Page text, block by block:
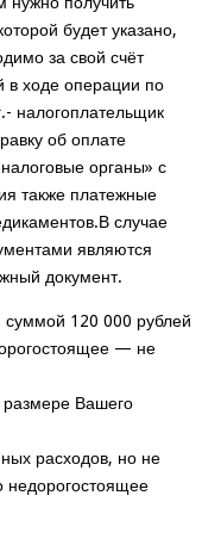
будет указано,
за свой счёт
в ходе операции по
налогоплательщик
об оплате
органы» с
также платежные
случае
являются
документ.
суммой 120 000 рублей
— не
размере Вашего
расходов, но не
недорогостоящее